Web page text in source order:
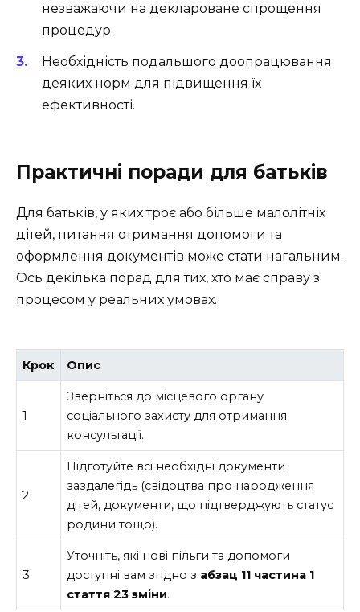
незважаючи на деклароване спрощення
процедур.
Необхідність подальшого доопрацювання
деяких норм для підвищення їх
ефективності.
Практичні поради для батьків
Для батьків, у яких троє або більше малолітніх
дітей, питання отримання допомоги та
оформлення документів може стати нагальним.
Ось декілька порад для тих, хто має справу з
процесом у реальних умовах.
Крок Опис
1
Зверніться до місцевого органу
соціального захисту для отримання
консультації.
2
Підготуйте всі необхідні документи
заздалегідь (свідоцтва про народження
дітей, документи, що підтверджують статус
родини тощо).
3
Уточніть, які нові пільги та допомоги
доступні вам згідно з абзац 11 частина 1
стаття 23 зміни.